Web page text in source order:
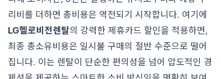
리비를 더하면 총비용은 역전되기 시작합니다. 여기에
LG헬로비전렌탈의 강력한 제휴카드 할인을 적용하면,
최종 총소유비용은 일시불 구매의 절반 수준으로 떨어
집니다. 이는 렌탈이 단순한 편의성을 넘어 압도적인 경